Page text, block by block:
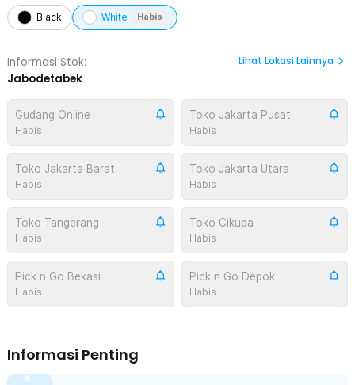
Black White Habis
Informasi Stok:
Jabodetabek
Lihat Lokasi Lainnya
Gudang Online
Habis
Toko Jakarta Pusat
Habis
Toko Jakarta Barat
Habis
Toko Jakarta Utara
Habis
Toko Tangerang
Habis
Toko Cikupa
Habis
Pick n Go Bekasi
Habis
Pick n Go Depok
Habis
Informasi Penting